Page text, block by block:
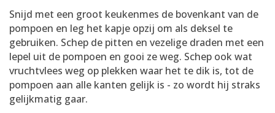
Snijd met een groot keukenmes de bovenkant van de
pompoen en leg het kapje opzij om als deksel te
gebruiken. Schep de pitten en vezelige draden met een
lepel uit de pompoen en gooi ze weg. Schep ook wat
vruchtvlees weg op plekken waar het te dik is, tot de
pompoen aan alle kanten gelijk is - zo wordt hij straks
gelijkmatig gaar.